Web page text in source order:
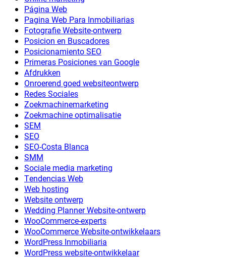
Página Web
Pagina Web Para Inmobiliarias
Fotografie Website-ontwerp
Posicion en Buscadores
Posicionamiento SEO
Primeras Posiciones van Google
Afdrukken
Onroerend goed websiteontwerp
Redes Sociales
Zoekmachinemarketing
Zoekmachine optimalisatie
SEM
SEO
SEO-Costa Blanca
SMM
Sociale media marketing
Tendencias Web
Web hosting
Website ontwerp
Wedding Planner Website-ontwerp
WooCommerce-experts
WooCommerce Website-ontwikkelaars
WordPress Inmobiliaria
WordPress website-ontwikkelaar